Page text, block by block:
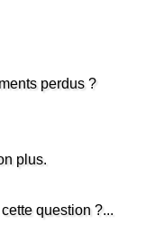
perdus ?
plus.
question ?...